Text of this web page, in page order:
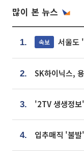
많이 본 뉴스
1. 속보 서울도
2.
3.
4. 입추매직 '불